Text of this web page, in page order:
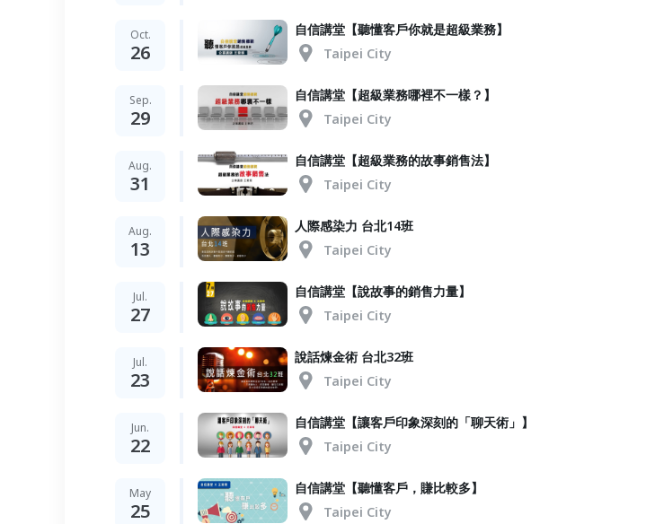
Oct.
26
自信講堂【聽懂客戶你就是超級業務】
Taipei City
Sep.
29
自信講堂【超級業務哪裡不一樣？】
Taipei City
Aug.
31
自信講堂【超級業務的故事銷售法】
Taipei City
Aug.
13
人際感染力 台北14班
Taipei City
Jul.
27
自信講堂【說故事的銷售力量】
Taipei City
Jul.
23
說話煉金術 台北32班
Taipei City
Jun.
22
自信講堂【讓客戶印象深刻的「聊天術」】
Taipei City
May
25
自信講堂【聽懂客戶，賺比較多】
Taipei City